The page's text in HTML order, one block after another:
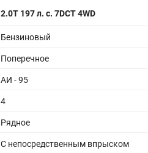
2.0T 197 л. с. 7DCT 4WD
Бензиновый
Поперечное
АИ - 95
4
Рядное
С непосредственным впрыском